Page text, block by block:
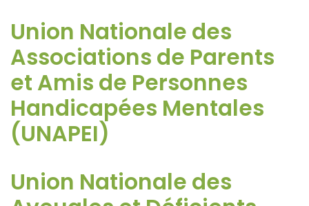
Union Nationale des
Associations de Parents
et Amis de Personnes
Handicapées Mentales
(UNAPEI)
Union Nationale des